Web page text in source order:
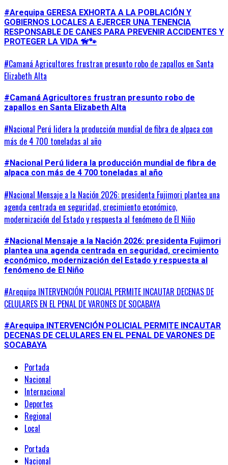
#Arequipa GERESA EXHORTA A LA POBLACIÓN Y
GOBIERNOS LOCALES A EJERCER UNA TENENCIA
RESPONSABLE DE CANES PARA PREVENIR ACCIDENTES Y
PROTEGER LA VIDA 🦮🐾
#Camaná Agricultores frustran presunto robo de zapallos en Santa
Elizabeth Alta
#Camaná Agricultores frustran presunto robo de
zapallos en Santa Elizabeth Alta
#Nacional Perú lidera la producción mundial de fibra de alpaca con
más de 4 700 toneladas al año
#Nacional Perú lidera la producción mundial de fibra de
alpaca con más de 4 700 toneladas al año
#Nacional Mensaje a la Nación 2026: presidenta Fujimori plantea una
agenda centrada en seguridad, crecimiento económico,
modernización del Estado y respuesta al fenómeno de El Niño
#Nacional Mensaje a la Nación 2026: presidenta Fujimori
plantea una agenda centrada en seguridad, crecimiento
económico, modernización del Estado y respuesta al
fenómeno de El Niño
#Arequipa INTERVENCIÓN POLICIAL PERMITE INCAUTAR DECENAS DE
CELULARES EN EL PENAL DE VARONES DE SOCABAYA
#Arequipa INTERVENCIÓN POLICIAL PERMITE INCAUTAR
DECENAS DE CELULARES EN EL PENAL DE VARONES DE
SOCABAYA
Portada
Nacional
Internacional
Deportes
Regional
Local
Portada
Nacional